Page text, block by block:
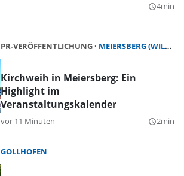
query_builder4min
PR-VERÖFFENTLICHUNG MEIERSBERG (WILHERMSDORF)
Kirchweih in Meiersberg: Ein
Highlight im
Veranstaltungskalender
vor 11 Minuten query_builder2min
GOLLHOFEN